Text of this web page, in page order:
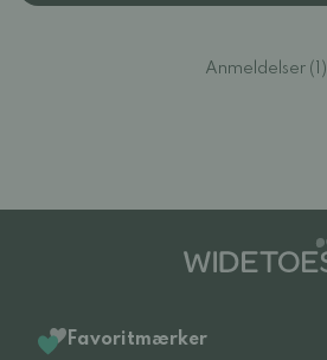
Anmeldelser (1)
Favoritmærker